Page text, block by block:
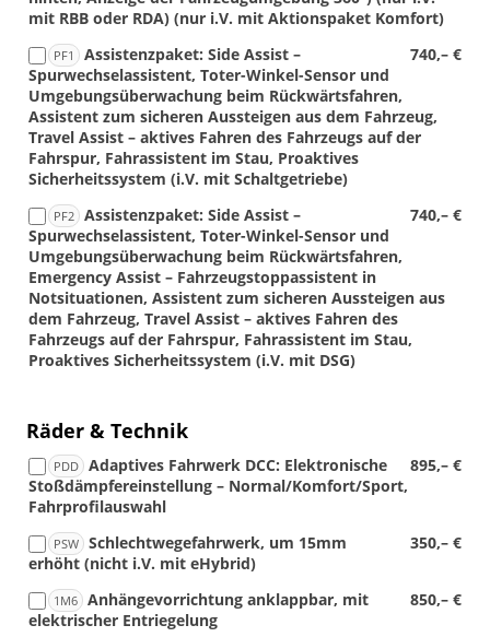
mit RBB oder RDA) (nur i.V. mit Aktionspaket Komfort)
PF1 740,– €
Assistenzpaket: Side Assist –
Spurwechselassistent, Toter-Winkel-Sensor und
Umgebungsüberwachung beim Rückwärtsfahren,
Assistent zum sicheren Aussteigen aus dem Fahrzeug,
Travel Assist – aktives Fahren des Fahrzeugs auf der
Fahrspur, Fahrassistent im Stau, Proaktives
Sicherheitssystem (i.V. mit Schaltgetriebe)
PF2 740,– €
Assistenzpaket: Side Assist –
Spurwechselassistent, Toter-Winkel-Sensor und
Umgebungsüberwachung beim Rückwärtsfahren,
Emergency Assist – Fahrzeugstoppassistent in
Notsituationen, Assistent zum sicheren Aussteigen aus
dem Fahrzeug, Travel Assist – aktives Fahren des
Fahrzeugs auf der Fahrspur, Fahrassistent im Stau,
Proaktives Sicherheitssystem (i.V. mit DSG)
Räder & Technik
PDD 895,– €
Adaptives Fahrwerk DCC: Elektronische
Stoßdämpfereinstellung – Normal/Komfort/Sport,
Fahrprofilauswahl
PSW 350,– €
Schlechtwegefahrwerk, um 15mm
erhöht (nicht i.V. mit eHybrid)
1M6 850,– €
Anhängevorrichtung anklappbar, mit
elektrischer Entriegelung